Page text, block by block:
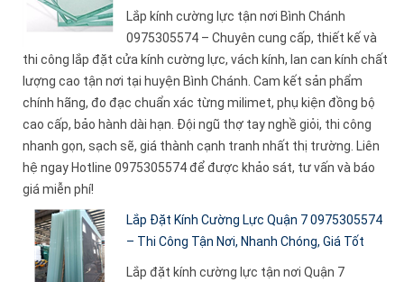
Lắp kính cường lực tận nơi Bình Chánh
0975305574 – Chuyên cung cấp, thiết kế và
thi công lắp đặt cửa kính cường lực, vách kính, lan can kính chất
lượng cao tận nơi tại huyện Bình Chánh. Cam kết sản phẩm
chính hãng, đo đạc chuẩn xác từng milimet, phụ kiện đồng bộ
cao cấp, bảo hành dài hạn. Đội ngũ thợ tay nghề giỏi, thi công
nhanh gọn, sạch sẽ, giá thành cạnh tranh nhất thị trường. Liên
hệ ngay Hotline 0975305574 để được khảo sát, tư vấn và báo
giá miễn phí!
Lắp Đặt Kính Cường Lực Quận 7 0975305574
– Thi Công Tận Nơi, Nhanh Chóng, Giá Tốt
Lắp đặt kính cường lực tận nơi Quận 7